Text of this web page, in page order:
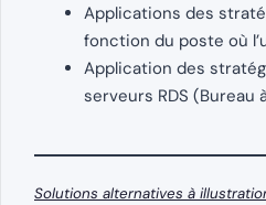
Applications des
fonction du poste où
Application des
serveurs RDS (Bureau
Solutions alternatives à